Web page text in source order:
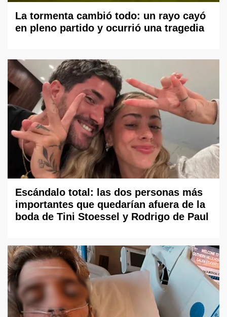
La tormenta cambió todo: un rayo cayó
en pleno partido y ocurrió una tragedia
Escándalo total: las dos personas más
importantes que quedarían afuera de la
boda de Tini Stoessel y Rodrigo de Paul